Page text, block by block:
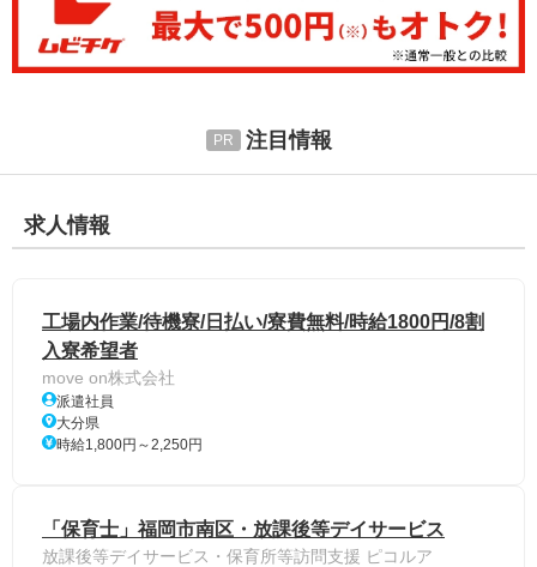
注目情報
求人情報
工場内作業/待機寮/日払い/寮費無料/時給1800円/8割
入寮希望者
move on株式会社
派遣社員
大分県
時給1,800円～2,250円
「保育士」福岡市南区・放課後等デイサービス
放課後等デイサービス・保育所等訪問支援 ピコルア